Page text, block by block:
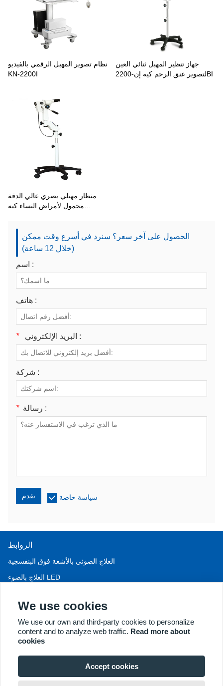
نظام تصوير المهبل الرقمي بالفيديو
KN-2200I
جهاز تنظير المهبل ثنائي العين
لتصوير عنق الرحم كيه إن-2200BI
منظار مهبلي بصري عالي الدقة
محمول لأمراض النساء كيه
الحصول على آخر سعر؟ سنرد في أسرع وقت ممكن
(خلال 12 ساعة)
اسم :
هاتف :
* البريد الإلكتروني :
شركة :
* رسالة :
تقدم سياسة خاصة
الروابط
العلاج الضوئي بالأشعة فوق البنفسجية
العلاج بالضوء LED
منظار المهبل
المزيد من المنتجات
may@kernelmed.com
We use cookies
We use our own and third-party cookies to personalize
content and to analyze web traffic. Read more about
cookies
Accept cookies